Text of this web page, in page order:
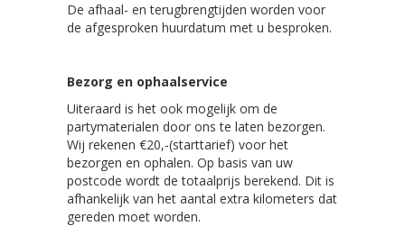
De afhaal- en terugbrengtijden worden voor
de afgesproken huurdatum met u besproken.
Bezorg en ophaalservice
Uiteraard is het ook mogelijk om de
partymaterialen door ons te laten bezorgen.
Wij rekenen €20,-(starttarief) voor het
bezorgen en ophalen. Op basis van uw
postcode wordt de totaalprijs berekend. Dit is
afhankelijk van het aantal extra kilometers dat
gereden moet worden.